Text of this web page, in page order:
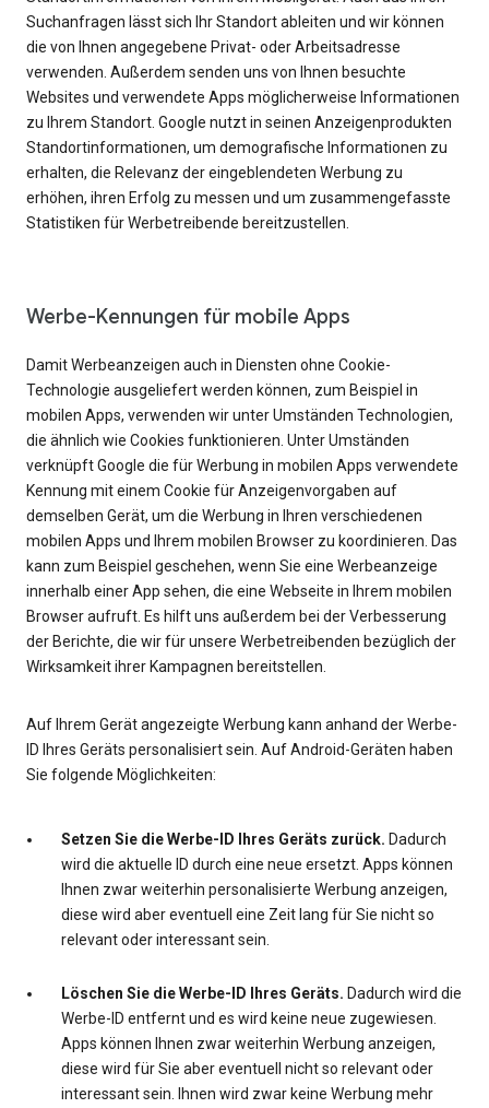
Suchanfragen lässt sich Ihr Standort ableiten und wir können
die von Ihnen angegebene Privat- oder Arbeitsadresse
verwenden. Außerdem senden uns von Ihnen besuchte
Websites und verwendete Apps möglicherweise Informationen
zu Ihrem Standort. Google nutzt in seinen Anzeigenprodukten
Standortinformationen, um demografische Informationen zu
erhalten, die Relevanz der eingeblendeten Werbung zu
erhöhen, ihren Erfolg zu messen und um zusammengefasste
Statistiken für Werbetreibende bereitzustellen.
Werbe-Kennungen für mobile Apps
Damit Werbeanzeigen auch in Diensten ohne Cookie-
Technologie ausgeliefert werden können, zum Beispiel in
mobilen Apps, verwenden wir unter Umständen Technologien,
die ähnlich wie Cookies funktionieren. Unter Umständen
verknüpft Google die für Werbung in mobilen Apps verwendete
Kennung mit einem Cookie für Anzeigenvorgaben auf
demselben Gerät, um die Werbung in Ihren verschiedenen
mobilen Apps und Ihrem mobilen Browser zu koordinieren. Das
kann zum Beispiel geschehen, wenn Sie eine Werbeanzeige
innerhalb einer App sehen, die eine Webseite in Ihrem mobilen
Browser aufruft. Es hilft uns außerdem bei der Verbesserung
der Berichte, die wir für unsere Werbetreibenden bezüglich der
Wirksamkeit ihrer Kampagnen bereitstellen.
Auf Ihrem Gerät angezeigte Werbung kann anhand der Werbe-
ID Ihres Geräts personalisiert sein. Auf Android-Geräten haben
Sie folgende Möglichkeiten:
Setzen Sie die Werbe-ID Ihres Geräts zurück. Dadurch
wird die aktuelle ID durch eine neue ersetzt. Apps können
Ihnen zwar weiterhin personalisierte Werbung anzeigen,
diese wird aber eventuell eine Zeit lang für Sie nicht so
relevant oder interessant sein.
Löschen Sie die Werbe-ID Ihres Geräts. Dadurch wird die
Werbe-ID entfernt und es wird keine neue zugewiesen.
Apps können Ihnen zwar weiterhin Werbung anzeigen,
diese wird für Sie aber eventuell nicht so relevant oder
interessant sein. Ihnen wird zwar keine Werbung mehr